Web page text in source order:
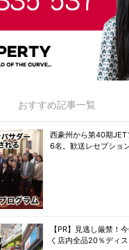
おすすめ記事一覧
西豪州から第40期JET
6名。歓送レセプショ
【PR】見逃し厳禁！
く店内全品20％ディス